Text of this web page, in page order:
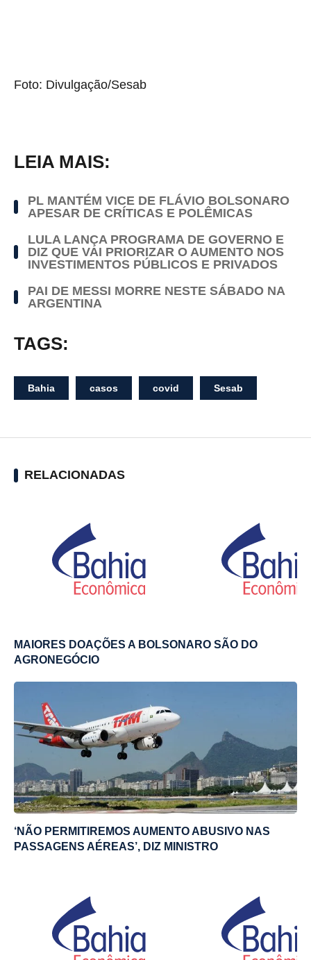
Foto: Divulgação/Sesab
LEIA MAIS:
PL MANTÉM VICE DE FLÁVIO BOLSONARO
APESAR DE CRÍTICAS E POLÊMICAS
LULA LANÇA PROGRAMA DE GOVERNO E
DIZ QUE VAI PRIORIZAR O AUMENTO NOS
INVESTIMENTOS PÚBLICOS E PRIVADOS
PAI DE MESSI MORRE NESTE SÁBADO NA
ARGENTINA
TAGS:
Bahia casos covid Sesab
RELACIONADAS
MAIORES DOAÇÕES A BOLSONARO SÃO DO
AGRONEGÓCIO
‘NÃO PERMITIREMOS AUMENTO ABUSIVO NAS
PASSAGENS AÉREAS’, DIZ MINISTRO